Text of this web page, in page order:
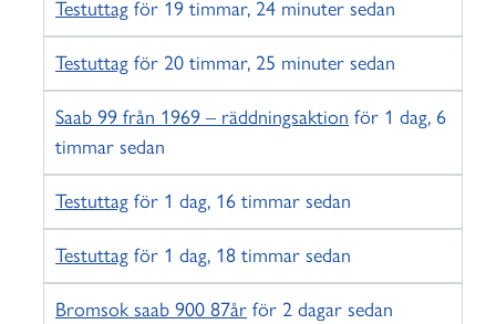
Testuttag för 19 timmar, 24 minuter sedan
Testuttag för 20 timmar, 25 minuter sedan
Saab 99 från 1969 – räddningsaktion för 1 dag, 6
timmar sedan
Testuttag för 1 dag, 16 timmar sedan
Testuttag för 1 dag, 18 timmar sedan
Bromsok saab 900 87år för 2 dagar sedan